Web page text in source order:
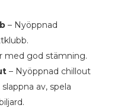
– Nyöppnad
med god stämning.
– Nyöppnad chillout
av, spela